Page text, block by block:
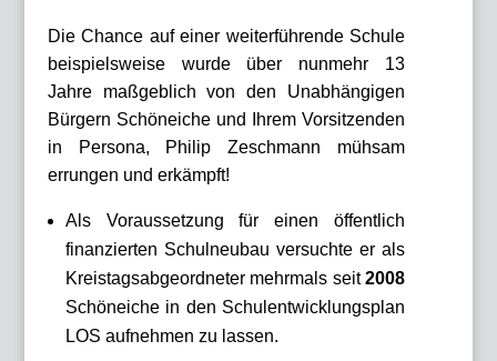
Die Chance auf einer weiterführende Schule
beispielsweise wurde über nunmehr 13
Jahre maßgeblich von den Unabhängigen
Bürgern Schöneiche und Ihrem Vorsitzenden
in Persona, Philip Zeschmann mühsam
errungen und erkämpft!
Als Voraussetzung für einen öffentlich
finanzierten Schulneubau versuchte er als
Kreistagsabgeordneter mehrmals seit2008
Schöneiche in den Schulentwicklungsplan
LOS aufnehmen zu lassen.